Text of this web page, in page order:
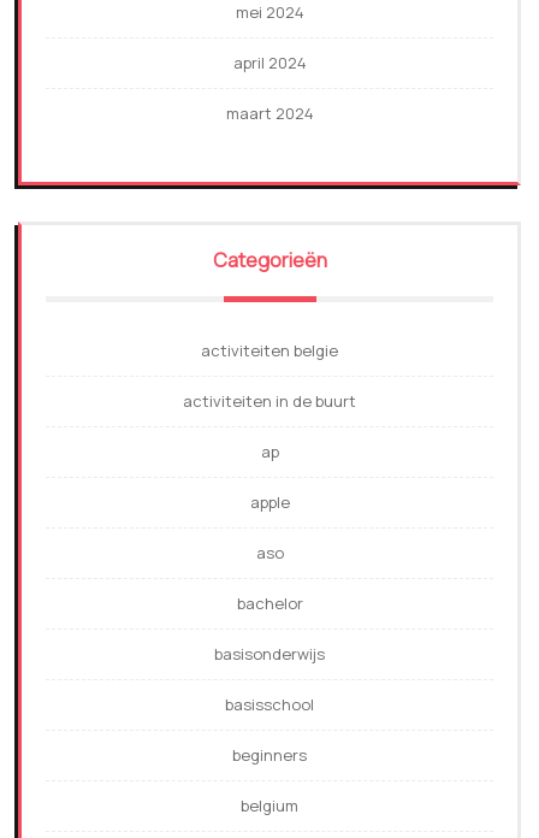
mei 2024
april 2024
maart 2024
Categorieën
activiteiten belgie
activiteiten in de buurt
ap
apple
aso
bachelor
basisonderwijs
basisschool
beginners
belgium